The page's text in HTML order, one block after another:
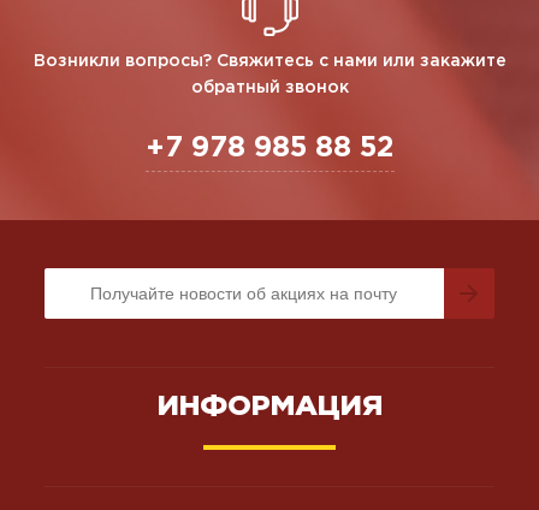
Возникли вопросы? Свяжитесь с нами или закажите
обратный звонок
+7 978 985 88 52
ИНФОРМАЦИЯ